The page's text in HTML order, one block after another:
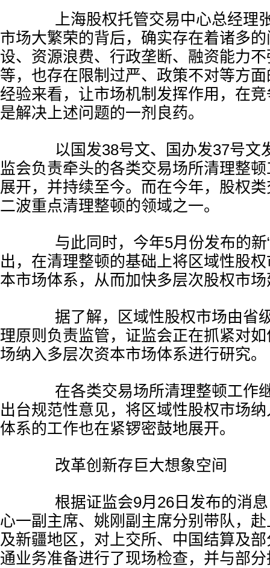
上海股权托管交易中心总经理
市场大繁荣的背后，确实存在着诸多
设、资源浪费、行政垄断、融资能力
等，也存在限制过严、政策不对等方
经验来看，让市场机制发挥作用，在
是解决上述问题的一剂良药。
以国发38号文、国办发37号文
监会负责牵头的各类交易场所清理整
展开，并持续至今。而在今年，股权
二波重点清理整顿的领域之一。
与此同时，今年5月份发布的新“
出，在清理整顿的基础上将区域性股
本市场体系，从而加快多层次股权市
据了解，区域性股权市场由省
理原则负责监管，证监会正在抓紧对
场纳入多层次资本市场体系进行研究。
在各类交易场所清理整顿工作
出台规范性意见，将区域性股权市场
体系的工作也在紧锣密鼓地展开。
改革创新存巨大想象空间
根据证监会9月26日发布的消息
心一副主席、姚刚副主席分别带队，
及新疆地区，对上交所、中国结算及
通业务准备进行了现场检查，并与部